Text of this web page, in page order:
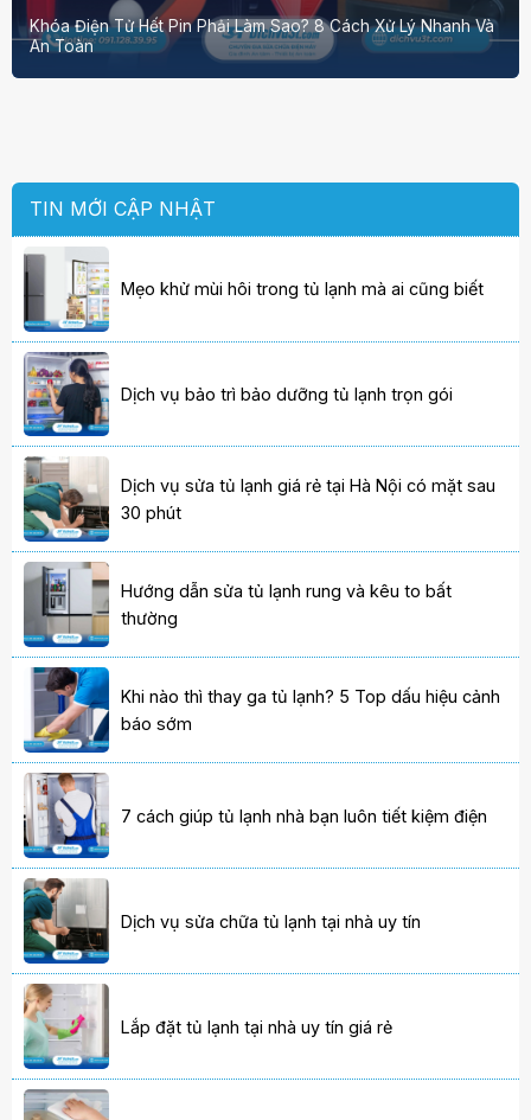
Khóa Điện Tử Hết Pin Phải Làm Sao? 8 Cách Xử Lý Nhanh Và
An Toàn
TIN MỚI CẬP NHẬT
Mẹo khử mùi hôi trong tủ lạnh mà ai cũng biết
Dịch vụ bảo trì bảo dưỡng tủ lạnh trọn gói
Dịch vụ sửa tủ lạnh giá rẻ tại Hà Nội có mặt sau
30 phút
Hướng dẫn sửa tủ lạnh rung và kêu to bất
thường
Khi nào thì thay ga tủ lạnh? 5 Top dấu hiệu cảnh
báo sớm
7 cách giúp tủ lạnh nhà bạn luôn tiết kiệm điện
Dịch vụ sửa chữa tủ lạnh tại nhà uy tín
Lắp đặt tủ lạnh tại nhà uy tín giá rẻ